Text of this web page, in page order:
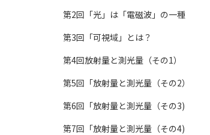
第2回「光」は「電磁波」の一種
第3回「可視域」とは？
第4回放射量と測光量（その1）
第5回「放射量と測光量（その2）
第6回「放射量と測光量（その3)
第7回「放射量と測光量（その4)